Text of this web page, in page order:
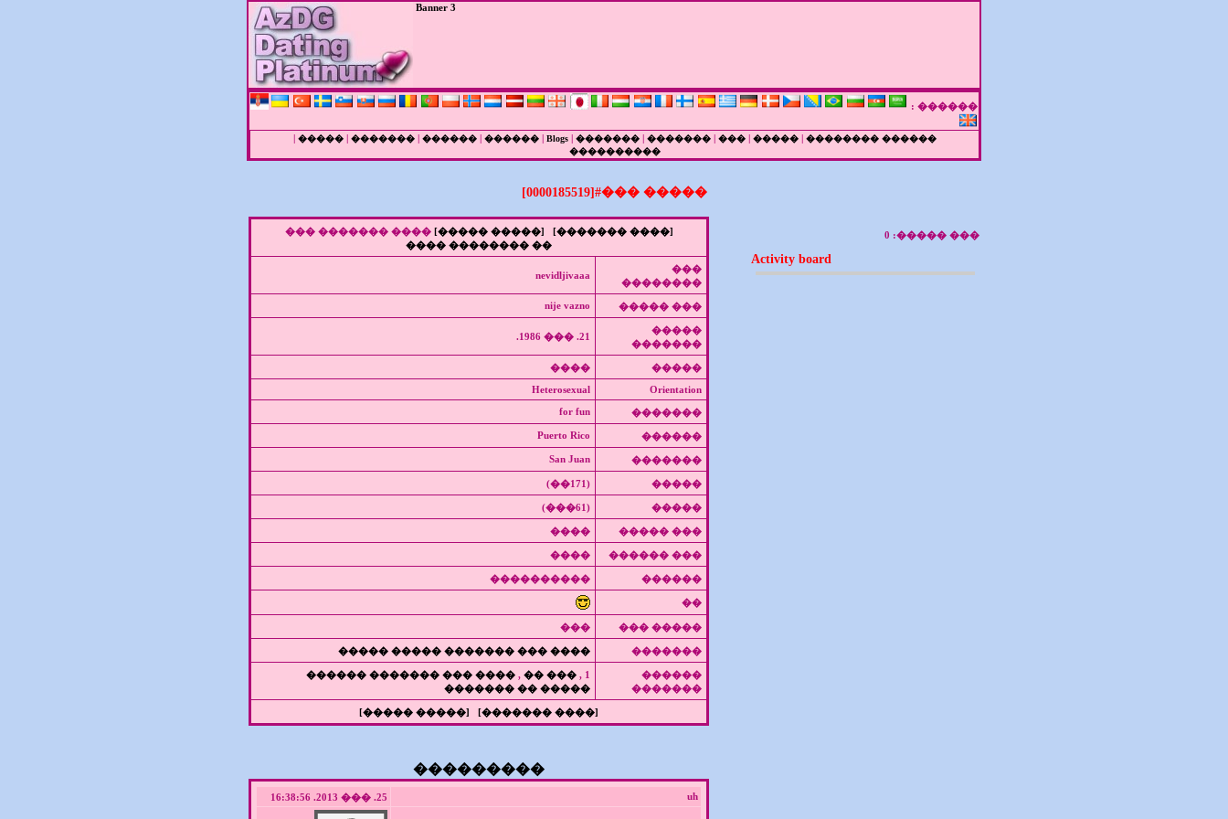
Banner 3
������ :
������ ��������
|
�����
|
���
|
�������
|
�������
|
Blogs
|
������
|
������
|
�������
|
�����
|
����������
����� ���#[0000185519]
��� �����:
0
Activity board
[���� �������]
[����� �����]
���� ������� ���
�� �������� ����
���
��������
nevidljivaaa
��� �����
nije vazno
�����
�������
21. ��� 1986.
�����
����
Orientation
Heterosexual
�������
for fun
������
Puerto Rico
�������
San Juan
�����
(171��)
�����
(61���)
��� �����
����
��� ������
����
������
����������
��
����� ���
���
�������
���� ��� ������� ����� �����
������
�������
1 ,
��� ��
,
���� ��� ������� ������
����� �� �������
[���� �������]
[����� �����]
���������
uh
25. ��� 2013. 16:38:56